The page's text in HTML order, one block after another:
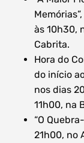
às 10h30,
Cabrita.
Hora do
do início
nos dias
11h00, na
“O
21h00, no